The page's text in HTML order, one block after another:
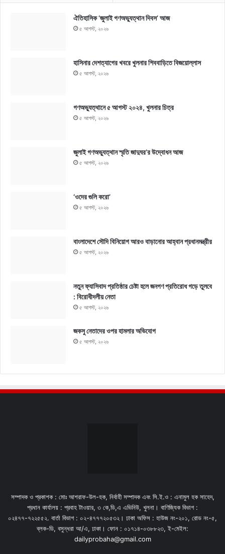
ঐতিহাসিক ‘জুলাই গণঅভ্যুত্থান দিবস’ আজ
৫ আগস্ট, ২০২৬
হাসিনার দেশত্যাগের খবরে খুলনার শিববাড়িতে বিজয়োল্লাস
৫ আগস্ট, ২০২৬
গণঅভ্যুত্থানে ৫ আগস্ট ২০২৪, খুলনার চিত্র
৫ আগস্ট, ২০২৬
জুলাই গণঅভ্যুত্থান স্মৃতি জাদুঘর’র উদ্বোধন আজ
৫ আগস্ট, ২০২৬
‘ওদের গুলি করো’
৫ আগস্ট, ২০২৬
বাংলাদেশে সৌদি বিনিয়োগ আরও বাড়ানোর আহ্বান প্রধানমন্ত্রীর
৫ আগস্ট, ২০২৬
নতুন ফ্যাসিবাদ প্রতিষ্ঠার চেষ্টা হলে জনগণ প্রতিরোধ গড়ে তুলবে
: বিরোধীদলীয় নেতা
৫ আগস্ট, ২০২৬
জকসু নেতাদের ওপর হামলার অভিযোগ
৫ আগস্ট, ২০২৬
সম্পাদক ও প্রকাশক : মোঃ আশরাফ-উল-হক, নির্বাহী সম্পাদক এবং সি.ই.ও : এনামুল হক সাহেদ,
প্রধান কার্যালয় : প্রবাহ টাওয়ার, ৩ কে,ডি,এ এভিনিউ, খুলনা। বাণিজ্যিক বিভাগ :
০২৪৭৭-৭২২৫৫২. বার্তা বিভাগ : ০২-৪৭৭৭২০৫৩২। ঢাকা অফিস : হাউজ নং-২০১, রোড নং-৫,
ব্লক-ডি, বসুন্ধরা আ/এ, ঢাকা। ফোন : ০১৭১৪-০৩৮৮২৩, ই-মেইল:
dailyprobaha@gmail.com